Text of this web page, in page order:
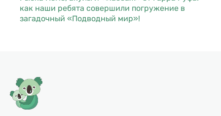
как наши ребята совершили погружение в
загадочный «Подводный мир»!